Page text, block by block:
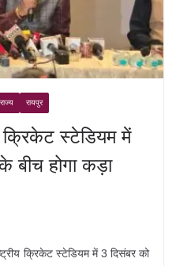
राज्य रायपुर
क्रिकेट स्टेडियम में
बीच होगा कड़ा
क्रिकेट स्टेडियम में 3 दिसंबर को